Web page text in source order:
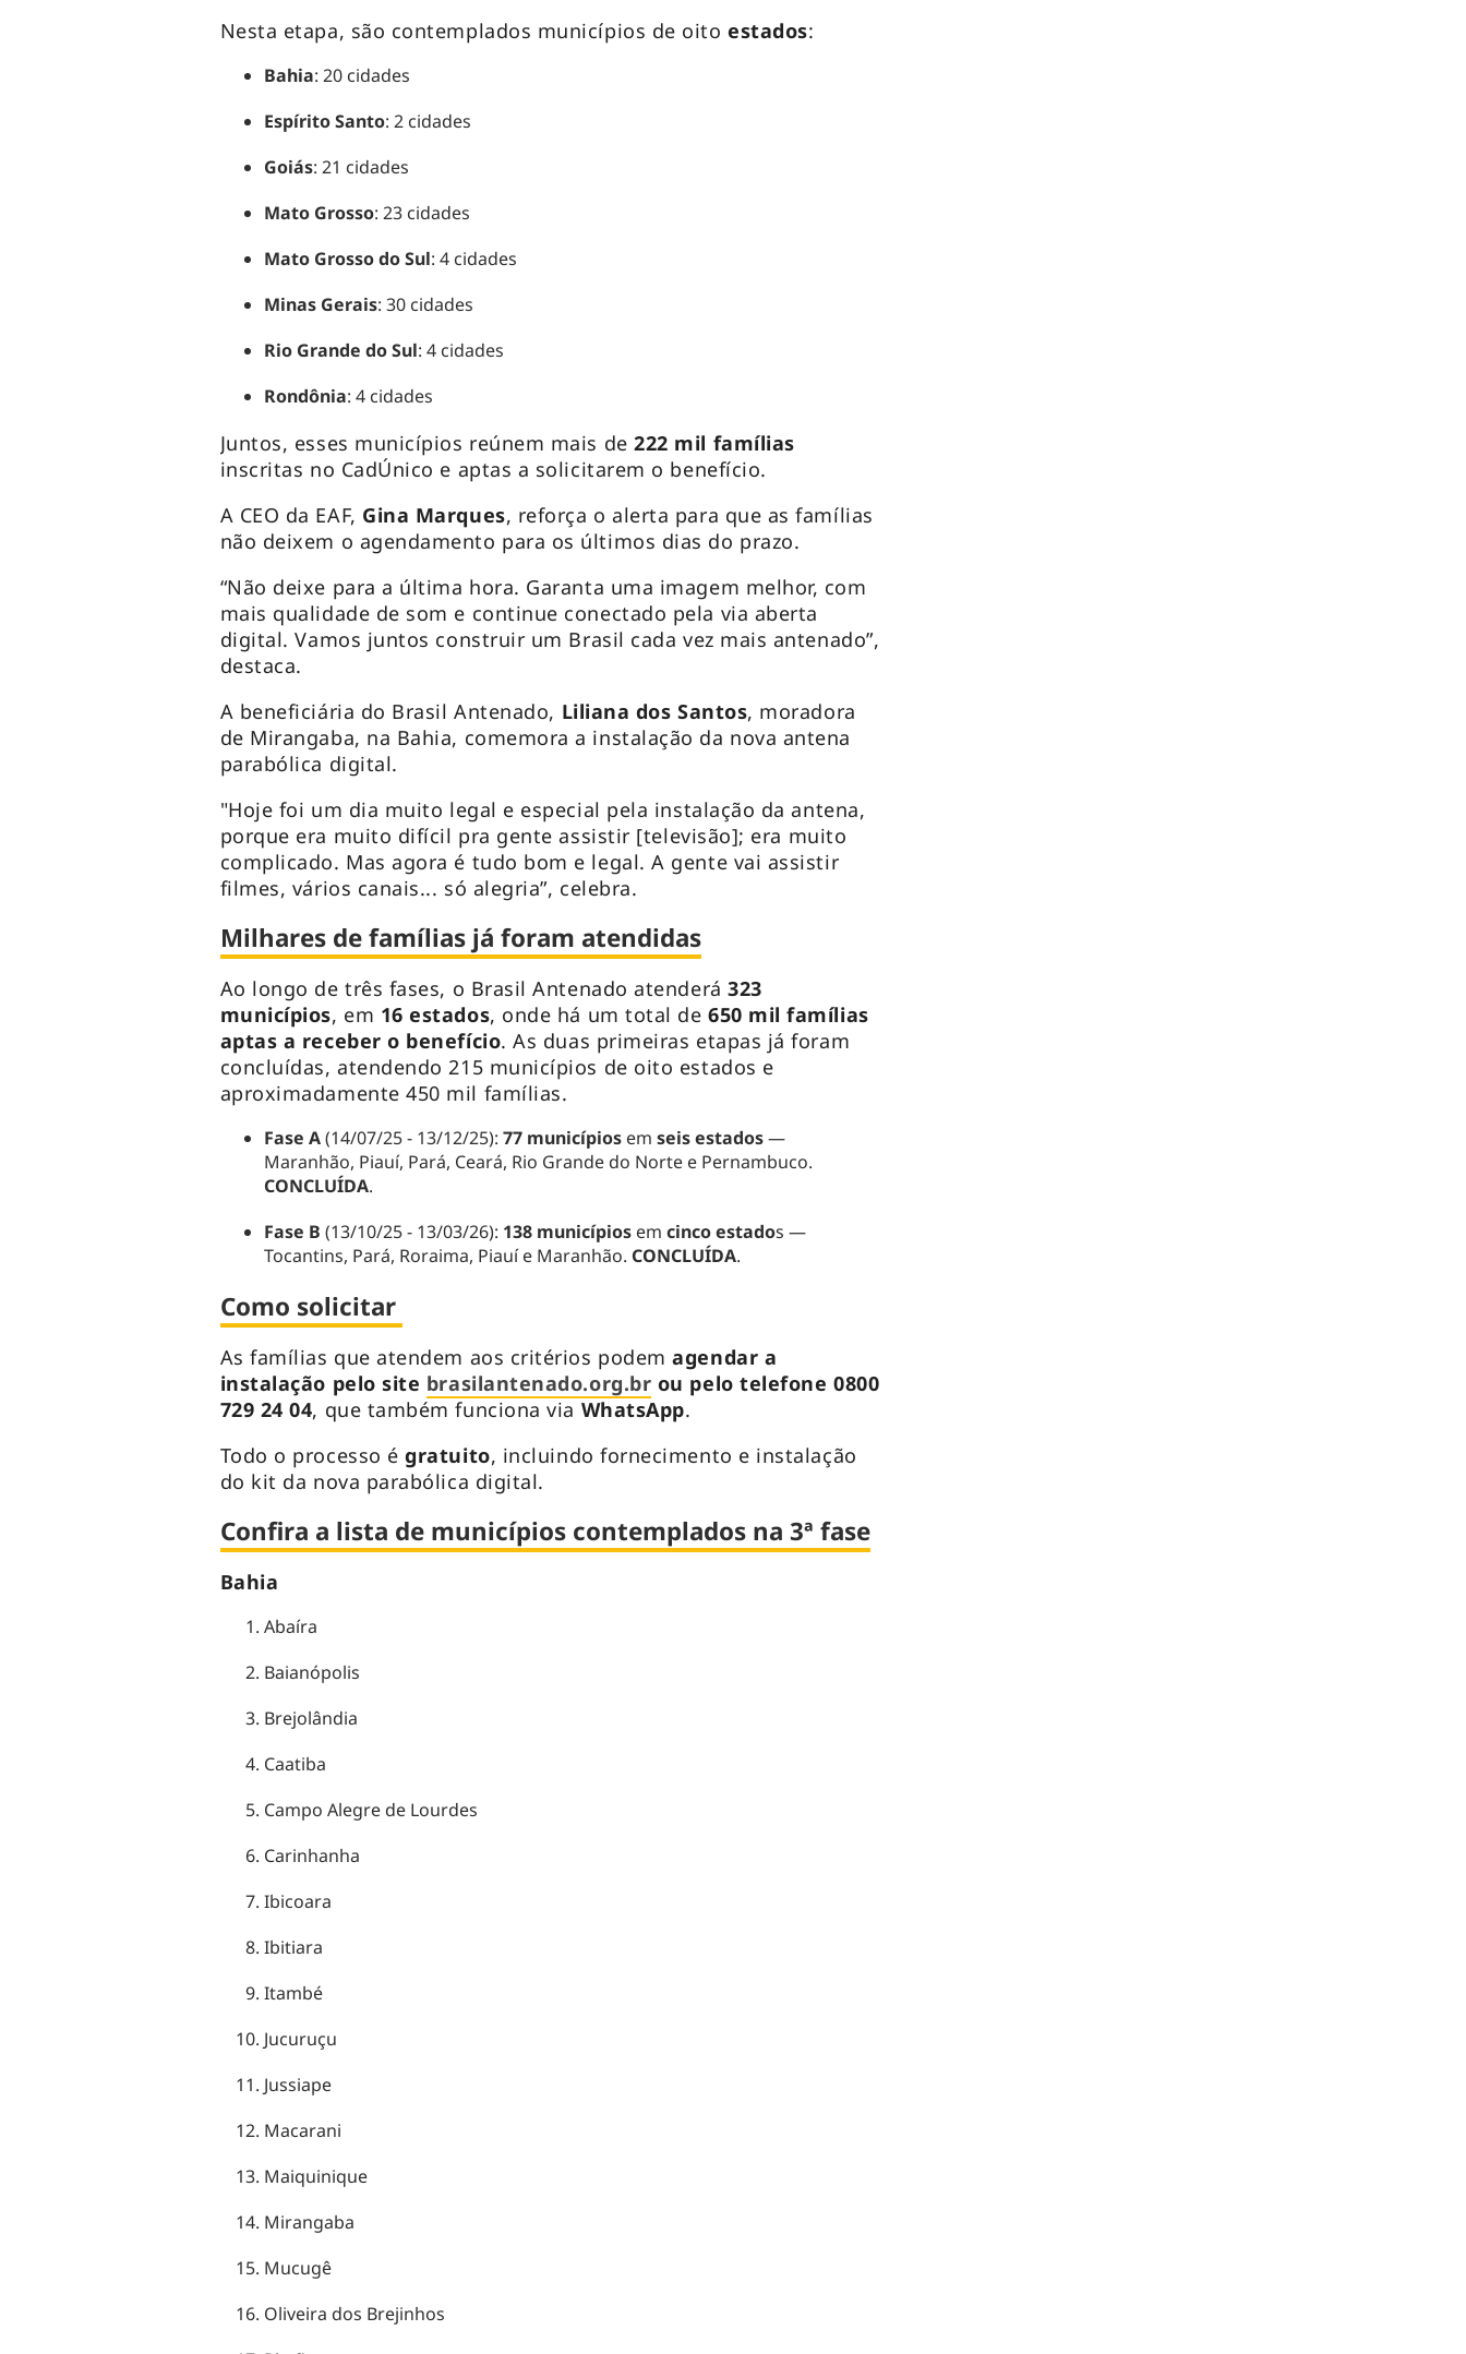
Nesta etapa, são contemplados municípios de oitoestados:
Bahia: 20 cidades
Espírito Santo: 2 cidades
Goiás: 21 cidades
Mato Grosso: 23 cidades
Mato Grosso do Sul: 4 cidades
Minas Gerais: 30 cidades
Rio Grande do Sul: 4 cidades
Rondônia: 4 cidades
Juntos, esses municípios reúnem mais de222 mil famílias
inscritas no CadÚnico e aptas a solicitarem o benefício.
A CEO da EAF, Gina Marques, reforça o alerta para que as famílias
não deixem o agendamento para os últimos dias do prazo.
“Não deixe para a última hora. Garanta uma imagem melhor, com
mais qualidade de som e continue conectado pela via aberta
digital. Vamos juntos construir um Brasil cada vez mais antenado”,
destaca.
A beneficiária do Brasil Antenado, Liliana dos Santos, moradora
de Mirangaba, na Bahia, comemora a instalação da nova antena
parabólica digital.
"Hoje foi um dia muito legal e especial pela instalação da antena,
porque era muito difícil pra gente assistir [televisão]; era muito
complicado. Mas agora é tudo bom e legal. A gente vai assistir
filmes, vários canais... só alegria”, celebra.
Milhares de famílias já foram atendidas
Ao longo de três fases, o Brasil Antenado atenderá323
municípios, em 16 estados, onde há um total de 650 mil famílias
aptas a receber o benefício. As duas primeiras etapas já foram
concluídas, atendendo 215 municípios de oito estados e
aproximadamente 450 mil famílias.
Fase A(14/07/25 - 13/12/25): 77 municípios em seis estados—
Maranhão, Piauí, Pará, Ceará, Rio Grande do Norte e Pernambuco.
CONCLUÍDA.
Fase B (13/10/25 - 13/03/26): 138 municípios em cinco estados —
Tocantins, Pará, Roraima, Piauí e Maranhão. CONCLUÍDA.
Como solicitar
As famílias que atendem aos critérios podemagendar a
instalação pelo site brasilantenado.org.br ou pelo telefone 0800
729 24 04, que também funciona via WhatsApp.
Todo o processo égratuito, incluindo fornecimento e instalação
do kit da nova parabólica digital.
Confira a lista de municípios contemplados na 3ª fase
Bahia
Abaíra
Baianópolis
Brejolândia
Caatiba
Campo Alegre de Lourdes
Carinhanha
Ibicoara
Ibitiara
Itambé
Jucuruçu
Jussiape
Macarani
Maiquinique
Mirangaba
Mucugê
Oliveira dos Brejinhos